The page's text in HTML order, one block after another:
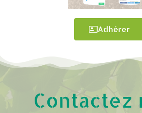
Adhérer
Contactez